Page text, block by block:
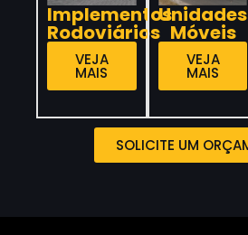
Implementos
Rodoviários
VEJA
MAIS
Unidades
Móveis
VEJA
MAIS
SOLICITE UM